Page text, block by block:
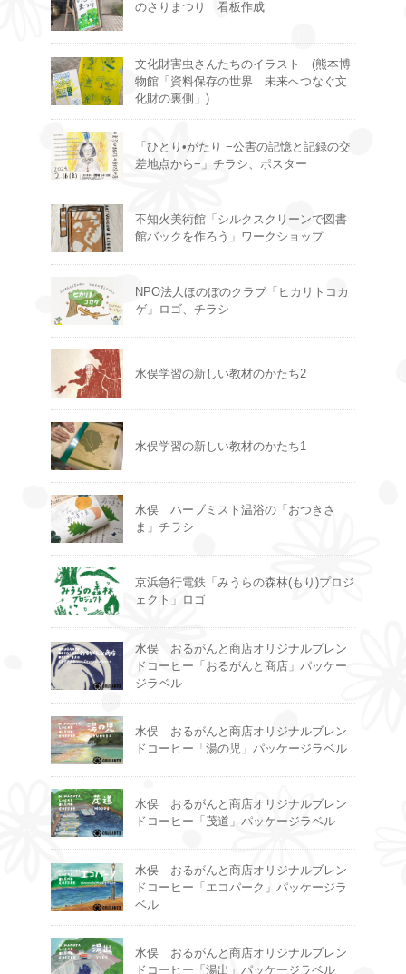
のさりまつり 看板作成
文化財害虫さんたちのイラスト (熊本博
物館「資料保存の世界 未来へつなぐ文
化財の裏側」)
「ひとり•がたり −公害の記憶と記録の交
差地点から−」チラシ、ポスター
不知火美術館「シルクスクリーンで図書
館バックを作ろう」ワークショップ
NPO法人ほのぼのクラブ「ヒカリトコカ
ゲ」ロゴ、チラシ
水俣学習の新しい教材のかたち2
水俣学習の新しい教材のかたち1
水俣 ハーブミスト温浴の「おつきさ
ま」チラシ
京浜急行電鉄「みうらの森林(もり)プロジ
ェクト」ロゴ
水俣 おるがんと商店オリジナルブレン
ドコーヒー「おるがんと商店」パッケー
ジラベル
水俣 おるがんと商店オリジナルブレン
ドコーヒー「湯の児」パッケージラベル
水俣 おるがんと商店オリジナルブレン
ドコーヒー「茂道」パッケージラベル
水俣 おるがんと商店オリジナルブレン
ドコーヒー「エコパーク」パッケージラ
ベル
水俣 おるがんと商店オリジナルブレン
ドコーヒー「湯出」パッケージラベル